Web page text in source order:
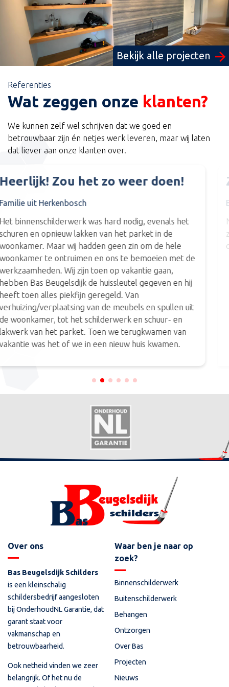
Bekijk alle projecten
Referenties
Wat zeggen onze klanten?
We kunnen zelf wel schrijven dat we goed en
betrouwbaar zijn én netjes werk leveren, maar wij laten
dat liever aan onze klanten over.
Zeer tevreden
Bert Schmitz
Na een goed advies, en goede kleurstelling vlug maar
zeker vakkundig vakwerk. Bas, Detlef en collega’s
dank voor de inzet. #zeertevreden
Over ons
Bas Beugelsdijk Schilders
is een kleinschalig
schildersbedrijf aangesloten
bij OnderhoudNL Garantie, dat
garant staat voor
vakmanschap en
betrouwbaarheid.
Ook netheid vinden we zeer
belangrijk. Of het nu de
Waar ben je naar op
zoek?
Binnenschilderwerk
Buitenschilderwerk
Behangen
Ontzorgen
Over Bas
Projecten
Nieuws